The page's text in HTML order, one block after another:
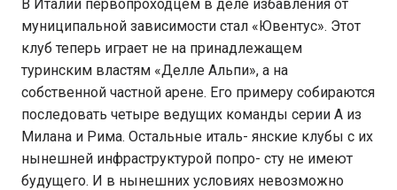
В Италии первопроходцем в деле избавления от
муниципальной зависимости стал «Ювентус». Этот
клуб теперь играет не на принадлежащем
туринским властям «Делле Альпи», а на
собственной частной арене. Его примеру собираются
последовать четыре ведущих команды серии А из
Милана и Рима. Остальные италь- янские клубы с их
нынешней инфраструктурой попро- сту не имеют
будущего. И в нынешних условиях невозможно